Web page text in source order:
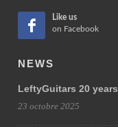
Like us
on Facebook
NEWS
LeftyGuitars 20 years
23 octobre 2025